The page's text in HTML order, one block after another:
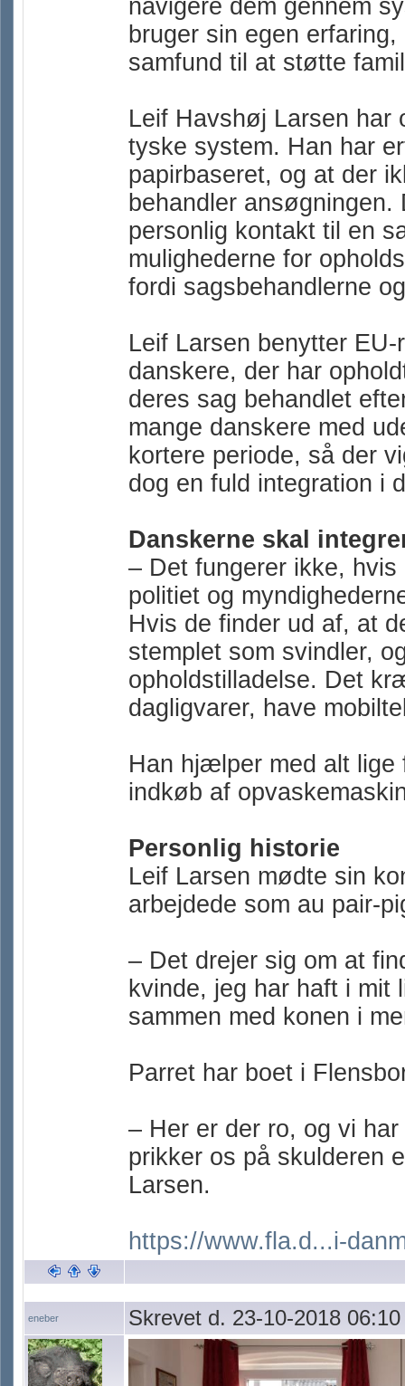
navigere dem gennem
bruger sin egen
samfund til at støtte
Leif Havshøj Larsen har
tyske system. Han har
papirbaseret, og at der
behandler
personlig kontakt til en
mulighederne for
fordi sagsbehandlerne
Leif Larsen benytter
danskere, der har
deres sag behandlet
mange danskere med
kortere periode, så der
dog en fuld integration i
Danskerne skal
– Det fungerer ikke,
politiet og
Hvis de finder ud af, at
stemplet som svindler,
opholdstilladelse. Det
dagligvarer, have
Han hjælper med alt lige
indkøb af
Personlig historie
Leif Larsen mødte sin
arbejdede som au pair-
– Det drejer sig om at
kvinde, jeg har haft i
sammen med konen i
Parret har boet i
– Her er der ro, og vi
prikker os på skulderen
Larsen.
https://www.fla.d...i-
eneber Skrevet d. 23-10-2018 06:10